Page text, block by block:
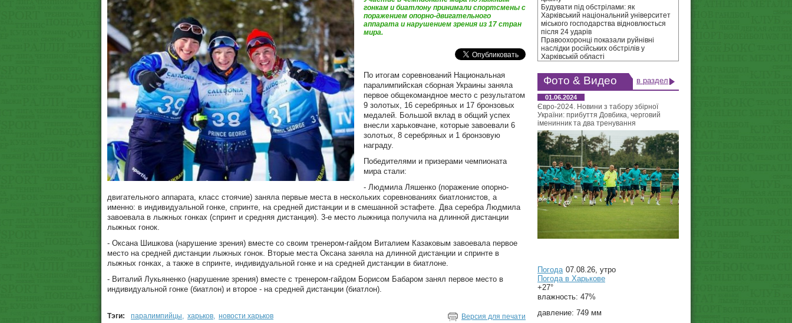
гонкам и биатлону принимали спортсмены с
поражением опорно-двигательного
аппарата и нарушением зрения из 17 стран
мира.
По итогам соревнований Национальная
паралимпийская сборная Украины заняла
первое общекомандное место с результатом
9 золотых, 16 серебряных и 17 бронзовых
медалей. Большой вклад в общий успех
внесли харьковчане, которые завоевали 6
золотых, 8 серебряных и 1 бронзовую
награду.
Победителями и призерами чемпионата
мира стали:
- Людмила Ляшенко (поражение опорно-
двигательного аппарата, класс стоячие) заняла первые места в нескольких соревнованиях биатлонистов, а
именно: в индивидуальной гонке, спринте, на средней дистанции и в смешанной эстафете. Два серебра Людмила
завоевала в лыжных гонках (спринт и средняя дистанция). 3-е место лыжница получила на длинной дистанции
лыжных гонок.
- Оксана Шишкова (нарушение зрения) вместе со своим тренером-гайдом Виталием Казаковым завоевала первое
место на средней дистанции лыжных гонок. Вторые места Оксана заняла на длинной дистанции и спринте в
лыжных гонках, а также в спринте, индивидуальной гонке и на средней дистанции в биатлоне.
- Виталий Лукьяненко (нарушение зрения) вместе с тренером-гайдом Борисом Бабаром занял первое место в
индивидуальной гонке (биатлон) и второе - на средней дистанции (биатлон).
Тэги: паралимпийцы, харьков, новости харьков Версия для печати
Будувати під обстрілами: як
Харківський національний університет
міського господарства відновлюється
після 24 ударів
Правоохоронці показали руйнівні
наслідки російських обстрілів у
Харківській області
Фото & Видео в раздел
01.06.2024
Євро-2024. Новини з табору збірної
України: прибуття Довбика, черговий
іменинник та два тренування
Погода 07.08.26, утро
Погода в Харькове
+27°
влажность: 47%
давление: 749 мм